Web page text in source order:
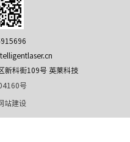
新科街109号 英莱科技
号
站建设